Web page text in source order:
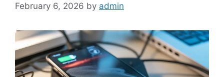
February 6, 2026 by admin